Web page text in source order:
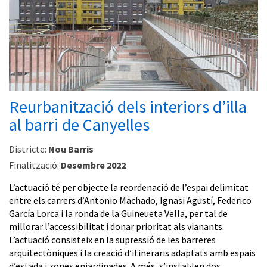
Reurbanització dels interiors d’illa
al barri de Canyelles
Districte: Nou Barris
Finalització: Desembre 2022
L’actuació té per objecte la reordenació de l’espai delimitat
entre els carrers d’Antonio Machado, Ignasi Agustí, Federico
García Lorca i la ronda de la Guineueta Vella, per tal de
millorar l’accessibilitat i donar prioritat als vianants.
L’actuació consisteix en la supressió de les barreres
arquitectòniques i la creació d’itineraris adaptats amb espais